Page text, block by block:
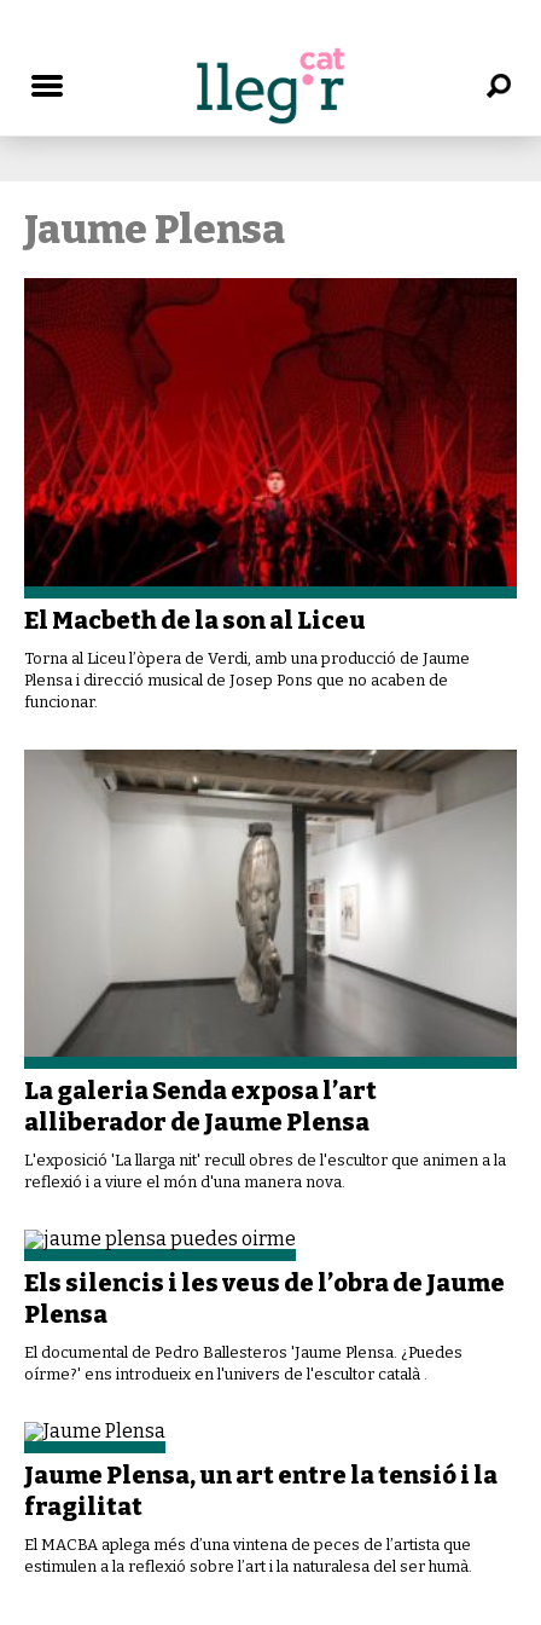
Jaume Plensa
El Macbeth de la son al Liceu
Torna al Liceu l’òpera de Verdi, amb una producció de Jaume
Plensa i direcció musical de Josep Pons que no acaben de
funcionar.
La galeria Senda exposa l’art
alliberador de Jaume Plensa
L'exposició 'La llarga nit' recull obres de l'escultor que animen a la
reflexió i a viure el món d'una manera nova.
Els silencis i les veus de l’obra de Jaume
Plensa
El documental de Pedro Ballesteros 'Jaume Plensa. ¿Puedes
oírme?' ens introdueix en l'univers de l'escultor català .
Jaume Plensa, un art entre la tensió i la
fragilitat
El MACBA aplega més d’una vintena de peces de l’artista que
estimulen a la reflexió sobre l’art i la naturalesa del ser humà.